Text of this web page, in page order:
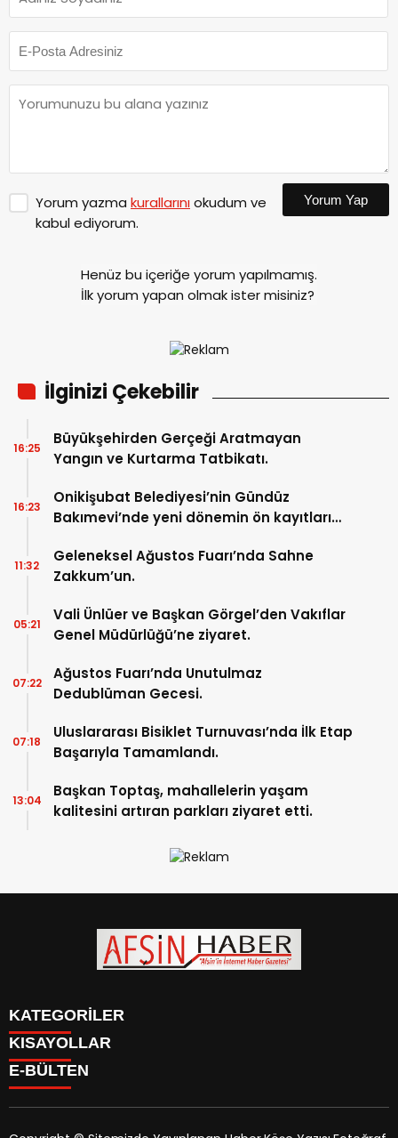
Yorum yazma kurallarınıokudum ve
kabul ediyorum.
Yorum Yap
Henüz bu içeriğe yorum yapılmamış.
İlk yorum yapan olmak ister misiniz?
İlginizi Çekebilir
Büyükşehirden Gerçeği Aratmayan
Yangın ve Kurtarma Tatbikatı.
16:25
Onikişubat Belediyesi’nin Gündüz
Bakımevi’nde yeni dönemin ön kayıtları
16:23
Geleneksel Ağustos Fuarı’nda Sahne
Zakkum’un.
11:32
Vali Ünlüer ve Başkan Görgel’den Vakıflar
Genel Müdürlüğü’ne ziyaret.
05:21
Ağustos Fuarı’nda Unutulmaz
Dedublüman Gecesi.
07:22
Uluslararası Bisiklet Turnuvası’nda İlk Etap
Başarıyla Tamamlandı.
07:18
Başkan Toptaş, mahallelerin yaşam
kalitesini artıran parkları ziyaret etti.
13:04
KATEGORİLER
SİYASET
EĞİTİM
KISAYOLLAR
SİYASET
EĞİTİM
E-BÜLTEN